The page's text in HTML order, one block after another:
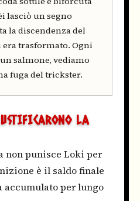
lasciò un segno
la discendenza del
trasformato. Ogni
salmone, vediamo
fuga del trickster.
LA
non punisce Loki per
è il saldo finale
accumulato per lungo